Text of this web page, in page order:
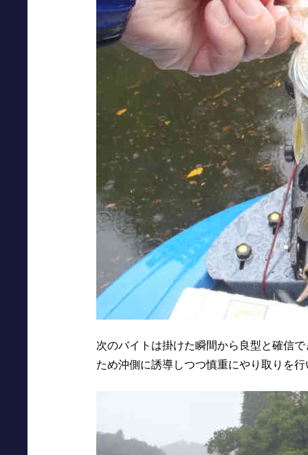
次のバイトは掛けた瞬間から良型と確信
ため沖側に誘導しつつ慎重にやり取りを